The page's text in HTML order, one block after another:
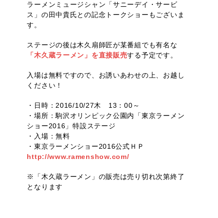
ラーメンミュージシャン「サニーデイ・サービ
ス」の田中貴氏との記念トークショーもございま
す。
ステージの後は木久扇師匠が某番組でも有名な
「木久蔵ラーメン」を直接販売する予定です。
入場は無料ですので、お誘いあわせの上、お越し
ください！
・日時：2016/10/27木 13：00～
・場所：駒沢オリンピック公園内「東京ラーメン
ショー2016」特設ステージ
・入場：無料
・東京ラーメンショー2016公式ＨＰ
http://www.ramenshow.com/
※「木久蔵ラーメン」の販売は売り切れ次第終了
となります